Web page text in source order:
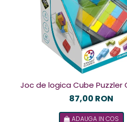
Joc de logica Cube Puzzler
Games, +8 ani, lb
87,00 RON
ADAUGA IN COS